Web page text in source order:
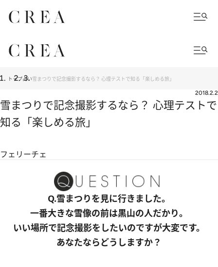
トップ占い雪まつりで記念撮影するなら？ 心理テストで知る「楽しめる旅」
2018.2.2
雪まつりで記念撮影するなら？ 心理テストで
知る「楽しめる旅」
フェリーチェ
Q.雪まつりを見に行きました。
一番大きな雪像の前は黒山の人だかり。
いい場所で記念撮影をしたいのですが大変です。
あなたならどうしますか？